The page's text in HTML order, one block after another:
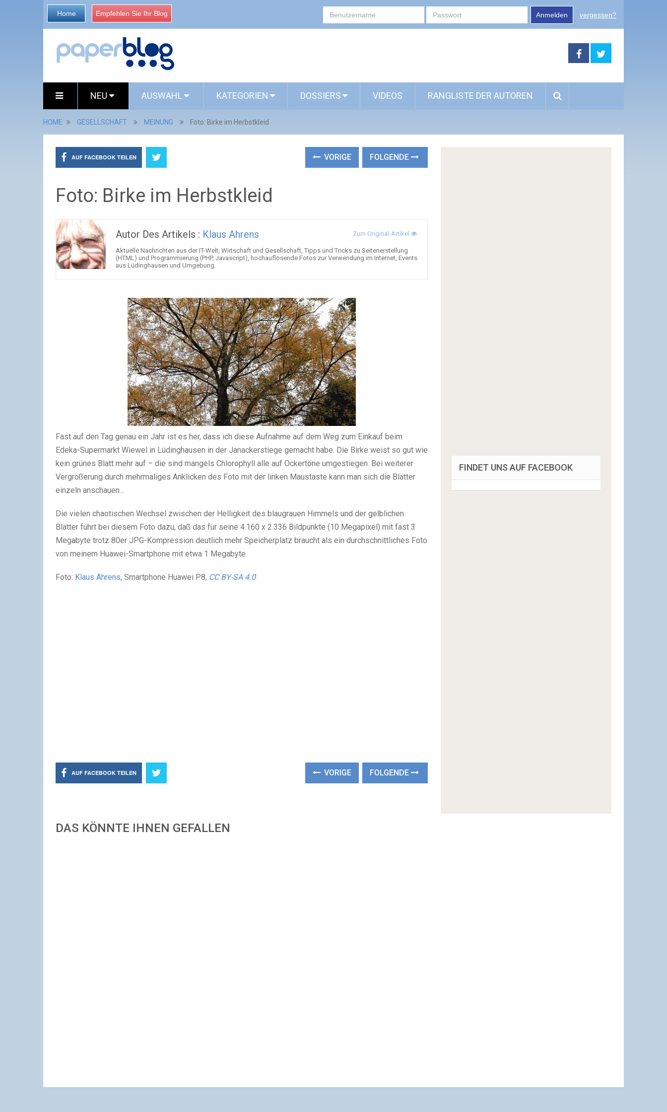
Home Empfehlen Sie Ihr Blog Anmelden vergessen?
NEU AUSWAHL KATEGORIEN DOSSIERS VIDEOS RANGLISTE DER AUTOREN
HOME GESELLSCHAFT MEINUNG Foto: Birke im Herbstkleid
AUF FACEBOOK TEILEN VORIGE FOLGENDE
Foto: Birke im Herbstkleid
Autor Des Artikels : Klaus Ahrens Zum Original-Artikel
Aktuelle Nachrichten aus der IT-Welt, Wirtschaft und Gesellschaft, Tipps und Tricks zu Seitenerstellung
(HTML) und Programmierung (PHP, Javascript), hochauflösende Fotos zur Verwendung im Internet, Events
aus Lüdinghausen und Umgebung.
Fast auf den Tag genau ein Jahr ist es her, dass ich diese Aufnahme auf dem Weg zum Einkauf beim
Edeka-Supermarkt Wiewel in Lüdinghausen in der Janackerstiege gemacht habe. Die Birke weist so gut wie
kein grünes Blatt mehr auf – die sind mangels Chlorophyll alle auf Ockertöne umgestiegen. Bei weiterer
Vergrößerung durch mehrmaliges Anklicken des Foto mit der linken Maustaste kann man sich die Blätter
einzeln anschauen…
Die vielen chaotischen Wechsel zwischen der Helligkeit des blaugrauen Himmels und der gelblichen
Blätter führt bei diesem Foto dazu, daß das für seine 4.160 x 2.336 Bildpunkte (10 Megapixel) mit fast 3
Megabyte trotz 80er JPG-Kompression deutlich mehr Speicherplatz braucht als ein durchschnittliches Foto
von meinem Huawei-Smartphone mit etwa 1 Megabyte.
Foto: Klaus Ahrens, Smartphone Huawei P8, CC BY-SA 4.0
AUF FACEBOOK TEILEN VORIGE FOLGENDE
DAS KÖNNTE IHNEN GEFALLEN
FINDET UNS AUF FACEBOOK